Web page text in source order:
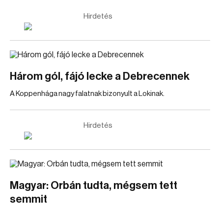
Hirdetés
Három gól, fájó lecke a Debrecennek
A Koppenhága nagy falatnak bizonyult a Lokinak.
Hirdetés
Magyar: Orbán tudta, mégsem tett
semmit